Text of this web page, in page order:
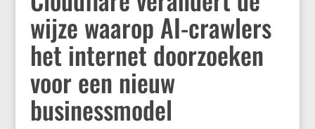
wijze waarop AI-crawlers
het internet doorzoeken
voor een nieuw
businessmodel